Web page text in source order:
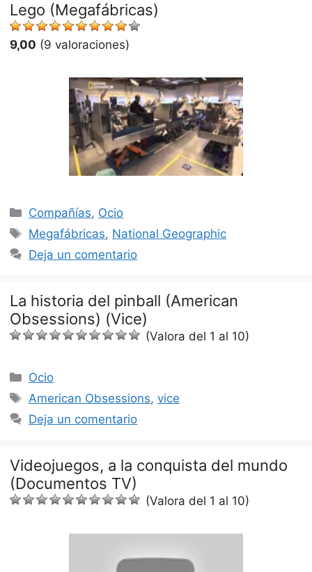
Lego (Megafábricas)
9,00 (9 valoraciones)
Categorías
Compañías, Ocio
Etiquetas
Megafábricas, National Geographic
Deja un comentario
La historia del pinball (American
Obsessions) (Vice)
(Valora del 1 al 10)
Categorías
Ocio
Etiquetas
American Obsessions,vice
Deja un comentario
Videojuegos, a la conquista del mundo
(Documentos TV)
(Valora del 1 al 10)